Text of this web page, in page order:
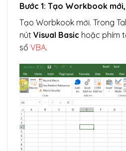
Bước 1: Tạo Workbook
Tạo Worbkook mới. Trong
nút Visual Basic hoặc phím
sổ VBA.